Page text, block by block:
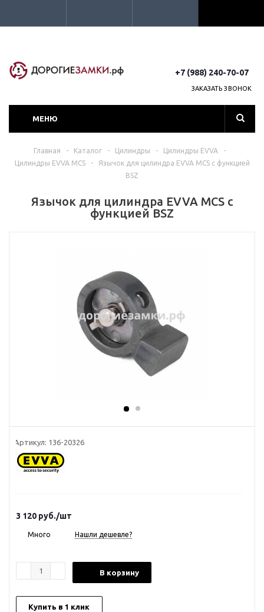
+7 (988) 240-70-07
ЗАКАЗАТЬ ЗВОНОК
МЕНЮ
Главная - Каталог - Цилиндры - Цилиндры EVVA
-
Цилиндры EVVA MCS
-
Язычок для цилиндра EVVA MCS с функцией
BSZ
Язычок для цилиндра EVVA MCS с
функцией BSZ
Артикул: 136-20326
3 120 руб./шт
Много Нашли дешевле?
В корзину
Купить в 1 клик